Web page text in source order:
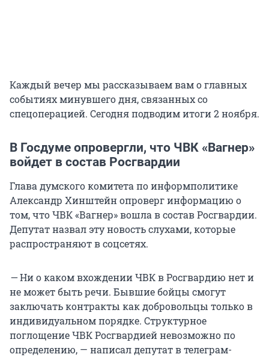
Каждый вечер мы рассказываем вам о главных
событиях минувшего дня, связанных со
спецоперацией. Сегодня подводим итоги 2 ноября.
В Госдуме опровергли, что ЧВК «Вагнер»
войдет в состав Росгвардии
Глава думского комитета по информполитике
Александр Хинштейн опроверг информацию о
том, что ЧВК «Вагнер» вошла в состав Росгвардии.
Депутат назвал эту новость слухами, которые
распространяют в соцсетях.
—Ни о каком вхождении ЧВК в Росгвардию нет и
не может быть речи. Бывшие бойцы смогут
заключать контракты как добровольцы только в
индивидуальном порядке. Структурное
поглощение ЧВК Росгвардией невозможно по
определению, — написал депутат в телеграм-